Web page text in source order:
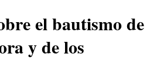
el bautismo de
y de los